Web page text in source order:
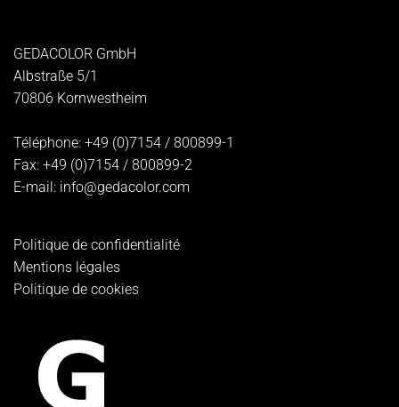
GEDACOLOR GmbH
Albstraße 5/1
70806 Kornwestheim
Téléphone: +49 (0)7154 / 800899-1
Fax: +49 (0)7154 / 800899-2
E-mail: info@gedacolor.com
Politique de confidentialité
Mentions légales
Politique de cookies